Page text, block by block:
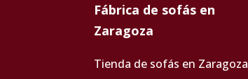
Fábrica de sofás en
Zaragoza
Tienda de sofás en Zaragoza